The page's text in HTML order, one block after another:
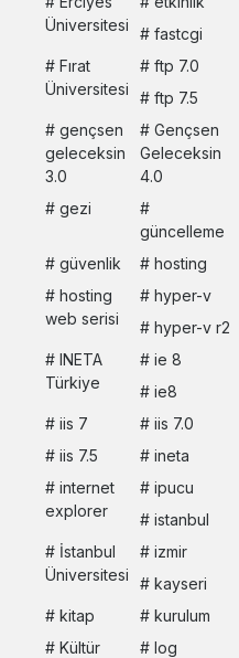
Üniversitesi
fastcgi
Fırat
Üniversitesi
ftp 7.0
ftp 7.5
gençsen
geleceksin
3.0
Gençsen
Geleceksin
4.0
gezi
güncelleme
güvenlik
hosting
hosting
web serisi
hyper-v
hyper-v r2
INETA
Türkiye
ie 8
ie8
iis 7
iis 7.0
iis 7.5
ineta
internet
explorer
ipucu
istanbul
İstanbul
Üniversitesi
izmir
kayseri
kitap
kurulum
Kültür
log